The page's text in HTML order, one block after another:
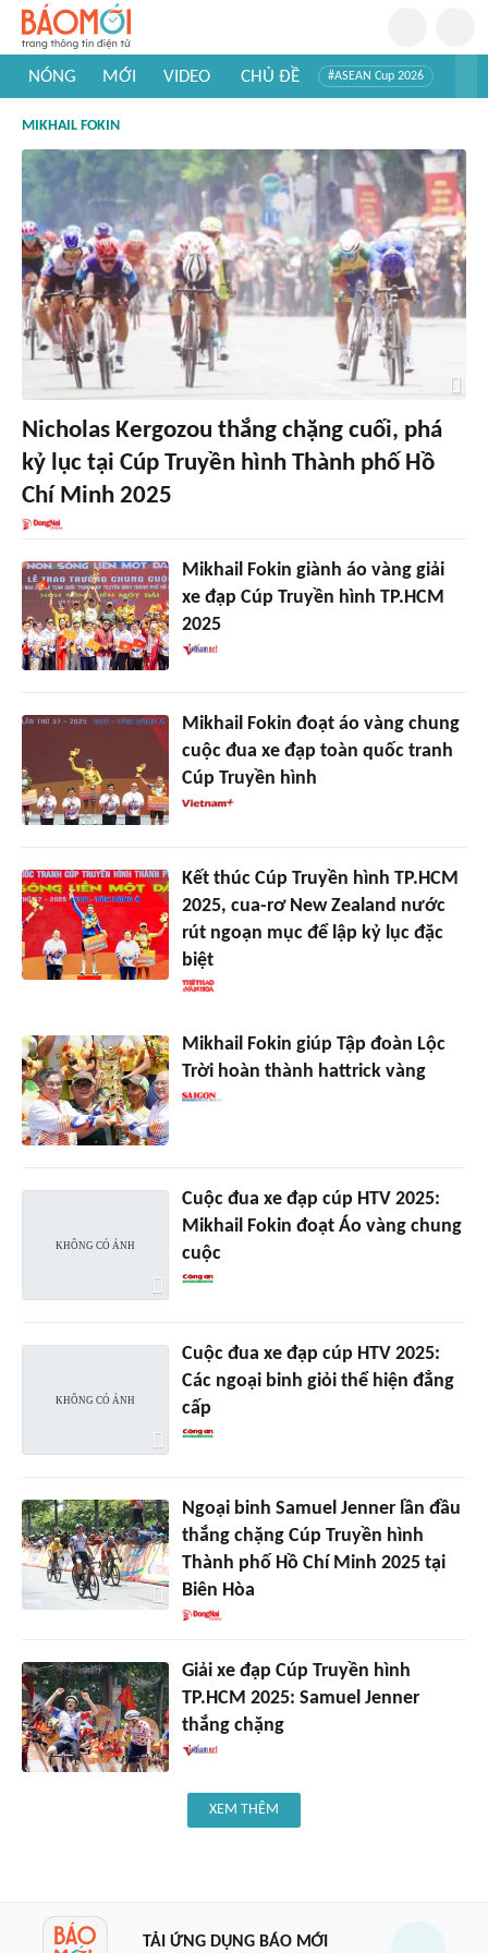
NÓNG MỚI VIDEO CHỦ ĐỀ #ASEAN Cup 2026
#Khám phá thế giới
MIKHAIL FOKIN
Nicholas Kergozou thắng chặng cuối, phá
kỷ lục tại Cúp Truyền hình Thành phố Hồ
Chí Minh 2025
Mikhail Fokin giành áo vàng giải
xe đạp Cúp Truyền hình TP.HCM
2025
Mikhail Fokin đoạt áo vàng chung
cuộc đua xe đạp toàn quốc tranh
Cúp Truyền hình
Kết thúc Cúp Truyền hình TP.HCM
2025, cua-rơ New Zealand nước
rút ngoạn mục để lập kỷ lục đặc
biệt
Mikhail Fokin giúp Tập đoàn Lộc
Trời hoàn thành hattrick vàng
Cuộc đua xe đạp cúp HTV 2025:
Mikhail Fokin đoạt Áo vàng chung
cuộc
Cuộc đua xe đạp cúp HTV 2025:
Các ngoại binh giỏi thể hiện đẳng
cấp
Ngoại binh Samuel Jenner lần đầu
thắng chặng Cúp Truyền hình
Thành phố Hồ Chí Minh 2025 tại
Biên Hòa
Giải xe đạp Cúp Truyền hình
TP.HCM 2025: Samuel Jenner
thắng chặng
XEM THÊM
TẢI ỨNG DỤNG BÁO MỚI